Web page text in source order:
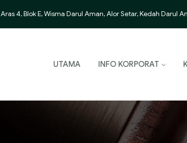
Aras 4, Blok E, Wisma Darul Aman, Alor Setar, Kedah Darul
UTAMA INFO KORPORAT